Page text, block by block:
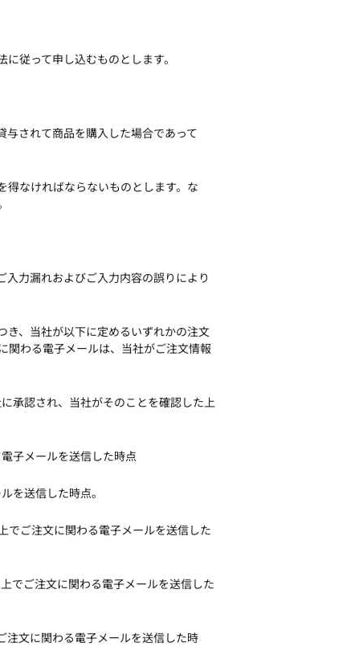
従って申し込むものとします。
されて商品を購入した場合であって
なければならないものとします。な
力漏れおよびご入力内容の誤りにより
、当社が以下に定めるいずれかの注文
関わる電子メールは、当社がご注文情報
承認され、当社がそのことを確認した上
子メールを送信した時点
を送信した時点。
でご注文に関わる電子メールを送信した
でご注文に関わる電子メールを送信した
文に関わる電子メールを送信した時